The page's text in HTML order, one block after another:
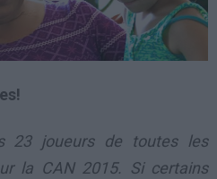
23 joueurs de toutes les
la CAN 2015. Si certains